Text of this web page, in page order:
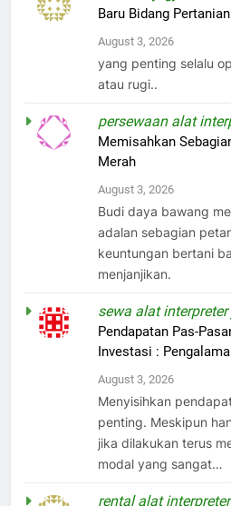
Baru Bidang
August 3, 2026
yang penting selalu
atau rugi..
persewaan alat
Memisahkan
Merah
August 3, 2026
Budi daya bawang
adalan sebagian
keuntungan bertani
menjanjikan.
sewa alat
Pendapatan Pas-
Investasi :
August 3, 2026
Menyisihkan
penting. Meskipun
jika dilakukan terus
modal yang sangat…
rental alat interpreter